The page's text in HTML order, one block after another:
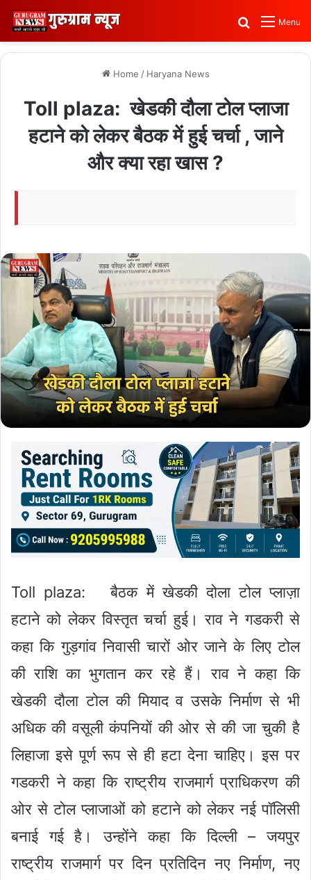
Menu
Search for
Home / Haryana News
Toll plaza: खेडकी दौला टोल प्लाजा
हटाने को लेकर बैठक में हुई चर्चा , जाने
और क्या रहा खास ?
Toll plaza: बैठक में खेडकी दोला टोल प्लाज़ा
हटाने को लेकर विस्तृत चर्चा हुई। राव ने गडकरी से
कहा कि गुड़गांव निवासी चारों ओर जाने के लिए टोल
की राशि का भुगतान कर रहे हैं। राव ने कहा कि
खेडकी दौला टोल की मियाद व उसके निर्माण से भी
अधिक की वसूली कंपनियों की ओर से की जा चुकी है
लिहाजा इसे पूर्ण रूप से ही हटा देना चाहिए। इस पर
गडकरी ने कहा कि राष्ट्रीय राजमार्ग प्राधिकरण की
ओर से टोल प्लाजाओं को हटाने को लेकर नई पॉलिसी
बनाई गई है। उन्होंने कहा कि दिल्ली – जयपुर
राष्ट्रीय राजमार्ग पर दिन प्रतिदिन नए निर्माण, नए